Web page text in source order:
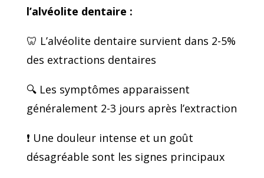
l’alvéolite dentaire :
🦷 L’alvéolite dentaire survient dans 2-5%
des extractions dentaires
🔍 Les symptômes apparaissent
généralement 2-3 jours après l’extraction
❗ Une douleur intense et un goût
désagréable sont les signes principaux